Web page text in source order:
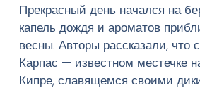
Прекрасный день начался на
капель дождя и ароматов
весны. Авторы рассказали, что
Карпас — известном местечке
Кипре, славящемся своими